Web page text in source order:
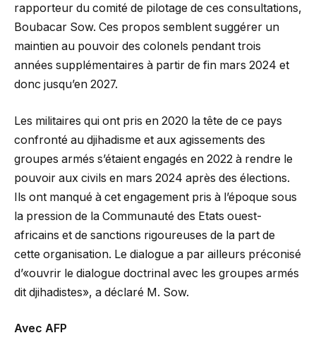
rapporteur du comité de pilotage de ces consultations,
Boubacar Sow. Ces propos semblent suggérer un
maintien au pouvoir des colonels pendant trois
années supplémentaires à partir de fin mars 2024 et
donc jusqu’en 2027.
Les militaires qui ont pris en 2020 la tête de ce pays
confronté au djihadisme et aux agissements des
groupes armés s’étaient engagés en 2022 à rendre le
pouvoir aux civils en mars 2024 après des élections.
Ils ont manqué à cet engagement pris à l’époque sous
la pression de la Communauté des Etats ouest-
africains et de sanctions rigoureuses de la part de
cette organisation. Le dialogue a par ailleurs préconisé
d’«ouvrir le dialogue doctrinal avec les groupes armés
dit djihadistes», a déclaré M. Sow.
Avec AFP